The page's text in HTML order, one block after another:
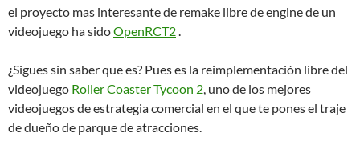
el proyecto mas interesante de remake libre de engine de un
videojuego ha sidoOpenRCT2.
¿Sigues sin saber que es? Pues es la reimplementación libre del
videojuego Roller Coaster Tycoon 2, uno de los mejores
videojuegos de estrategia comercial en el que te pones el traje
de dueño de parque de atracciones.